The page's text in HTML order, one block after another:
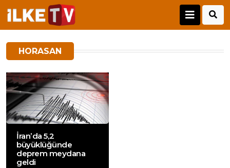
HORASAN
İran’da 5,2
büyüklüğünde
deprem meydana
geldi